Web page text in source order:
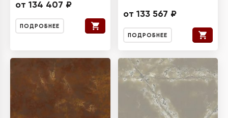
от 134 407 ₽
ПОДРОБНЕЕ
от 133 567 ₽
ПОДРОБНЕЕ